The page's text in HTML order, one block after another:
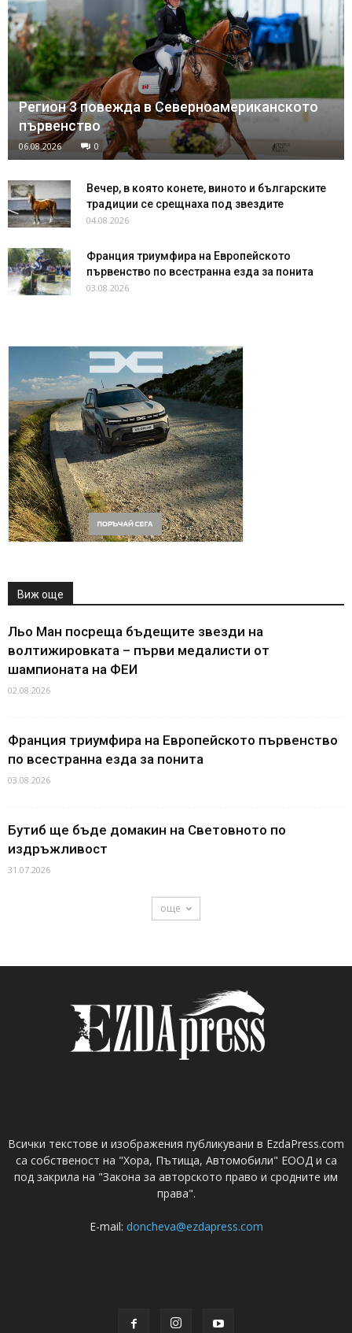
Регион 3 повежда в Северноамериканското
първенство
06.08.2026 0
Вечер, в която конете, виното и българските
традиции се срещнаха под звездите
04.08.2026
Франция триумфира на Европейското
първенство по всестранна езда за понита
03.08.2026
Виж още
Льо Ман посреща бъдещите звезди на
волтижировката – първи медалисти от
шампионата на ФЕИ
02.08.2026
Франция триумфира на Европейското първенство
по всестранна езда за понита
03.08.2026
Бутиб ще бъде домакин на Световното по
издръжливост
31.07.2026
още
Всички текстове и изображения публикувани в EzdaPress.com
са собственост на "Хора, Пътища, Автомобили" ЕООД и са
под закрила на "Закона за авторското право и сродните им
права".
E-mail: doncheva@ezdapress.com